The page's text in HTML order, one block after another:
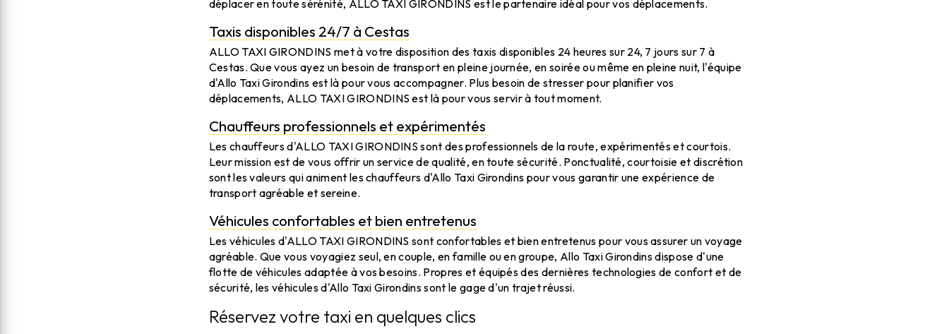
déplacer en toute sérénité, ALLO TAXI GIRONDINS est le partenaire idéal pour vos déplacements.
Taxis disponibles 24/7 à Cestas
ALLO TAXI GIRONDINS met à votre disposition des taxis disponibles 24 heures sur 24, 7 jours sur 7 à
Cestas. Que vous ayez un besoin de transport en pleine journée, en soirée ou même en pleine nuit, l'équipe
d'Allo Taxi Girondins est là pour vous accompagner. Plus besoin de stresser pour planifier vos
déplacements, ALLO TAXI GIRONDINS est là pour vous servir à tout moment.
Chauffeurs professionnels et expérimentés
Les chauffeurs d'ALLO TAXI GIRONDINS sont des professionnels de la route, expérimentés et courtois.
Leur mission est de vous offrir un service de qualité, en toute sécurité. Ponctualité, courtoisie et discrétion
sont les valeurs qui animent les chauffeurs d'Allo Taxi Girondins pour vous garantir une expérience de
transport agréable et sereine.
Véhicules confortables et bien entretenus
Les véhicules d'ALLO TAXI GIRONDINS sont confortables et bien entretenus pour vous assurer un voyage
agréable. Que vous voyagiez seul, en couple, en famille ou en groupe, Allo Taxi Girondins dispose d'une
flotte de véhicules adaptée à vos besoins. Propres et équipés des dernières technologies de confort et de
sécurité, les véhicules d'Allo Taxi Girondins sont le gage d'un trajet réussi.
Réservez votre taxi en quelques clics